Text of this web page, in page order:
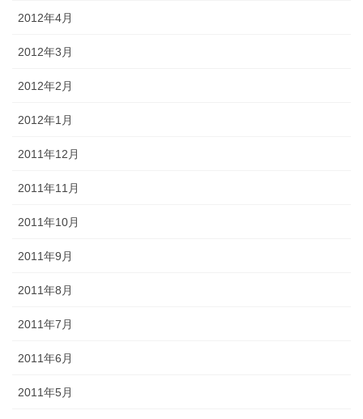
2012年4月
2012年3月
2012年2月
2012年1月
2011年12月
2011年11月
2011年10月
2011年9月
2011年8月
2011年7月
2011年6月
2011年5月